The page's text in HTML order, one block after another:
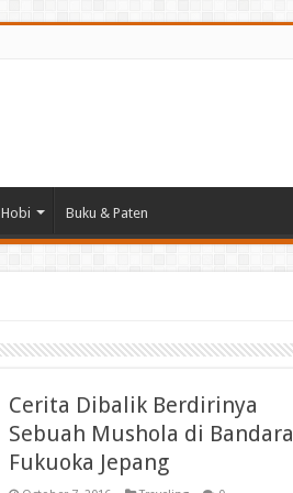
Hobi Buku & Paten
Cerita Dibalik Berdirinya
Sebuah Mushola di Bandara
Fukuoka Jepang